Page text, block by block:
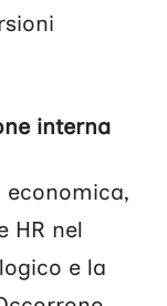
interna
HR nel
e la